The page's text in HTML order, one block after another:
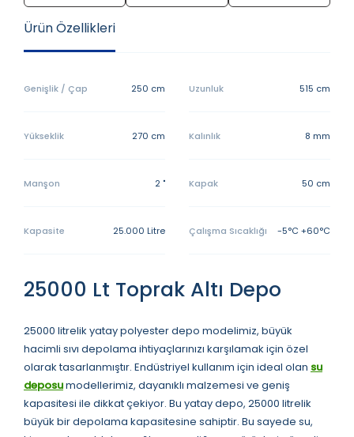
Ürün Özellikleri
Genişlik / Çap 250 cm Uzunluk 515 cm
Yükseklik 270 cm Kalınlık 8 mm
Manşon 2 " Kapak 50 cm
Kapasite 25.000 Litre Çalışma Sıcaklığı -5°C +60°C
25000 Lt Toprak Altı Depo
25000 litrelik yatay polyester depo modelimiz, büyük
hacimli sıvı depolama ihtiyaçlarınızı karşılamak için özel
olarak tasarlanmıştır. Endüstriyel kullanım için ideal olan su
deposumodellerimiz, dayanıklı malzemesi ve geniş
kapasitesi ile dikkat çekiyor. Bu yatay depo, 25000 litrelik
büyük bir depolama kapasitesine sahiptir. Bu sayede su,